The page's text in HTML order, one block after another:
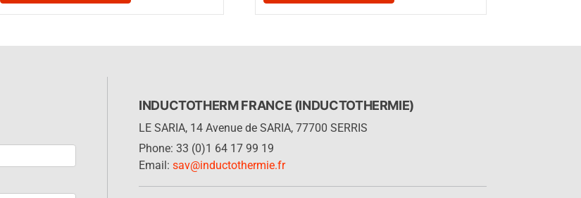
INDUCTOTHERM FRANCE (INDUCTOTHERMIE)
LE SARIA, 14 Avenue de SARIA, 77700 SERRIS
Phone: 33 (0)1 64 17 99 19
Email: sav@inductothermie.fr